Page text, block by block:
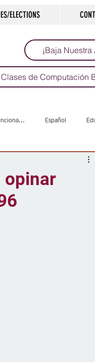
ELECTIONS
¡Baja
Clases de Computación
Español
Comunidad
opinar